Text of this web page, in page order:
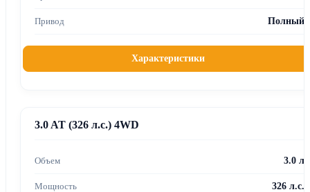
Полный
Характеристики
3.0 AT (326 л.с.) 4WD
3.0 л
326 л.с.